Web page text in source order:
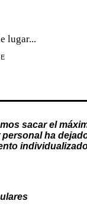
lugar...
sacar el
personalha